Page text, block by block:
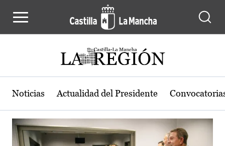
Actualidad de la región de Castilla-
Noticias Actualidad del Presidente